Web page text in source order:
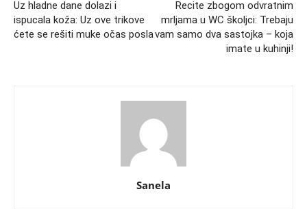
Uz hladne dane dolazi i
ispucala koža: Uz ove trikove
ćete se rešiti muke očas posla
Recite zbogom odvratnim
mrljama u WC školjci: Trebaju
vam samo dva sastojka – koja
imate u kuhinji!
Sanela